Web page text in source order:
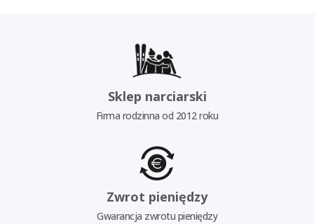
Sklep narciarski
Firma rodzinna od 2012 roku
Zwrot pieniędzy
Gwarancja zwrotu pieniędzy